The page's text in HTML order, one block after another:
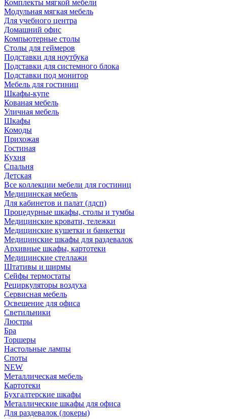
Комплекты мягкой мебели
Модульная мягкая мебель
Для учебного центра
Домашний офис
Компьютерные столы
Столы для геймеров
Подставки для ноутбука
Подставки для системного блока
Подставки под монитор
Мебель для гостиниц
Шкафы-купе
Кованая мебель
Уличная мебель
Шкафы
Комоды
Прихожая
Гостиная
Кухня
Спальня
Детская
Все коллекции мебели для гостиниц
Медицинская мебель
Для кабинетов и палат (лдсп)
Процедурные шкафы, столы и тумбы
Медицинские кровати, тележки
Медицинские кушетки и банкетки
Медицинские шкафы для раздевалок
Архивные шкафы, картотеки
Медицинские стеллажи
Штативы и ширмы
Сейфы термостаты
Рециркуляторы воздуха
Сервисная мебель
Освещение для офиса
Светильники
Люстры
Бра
Торшеры
Настольные лампы
Споты
NEW
Металлическая мебель
Картотеки
Бухгалтерские шкафы
Металлические шкафы для офиса
Для раздевалок (локеры)